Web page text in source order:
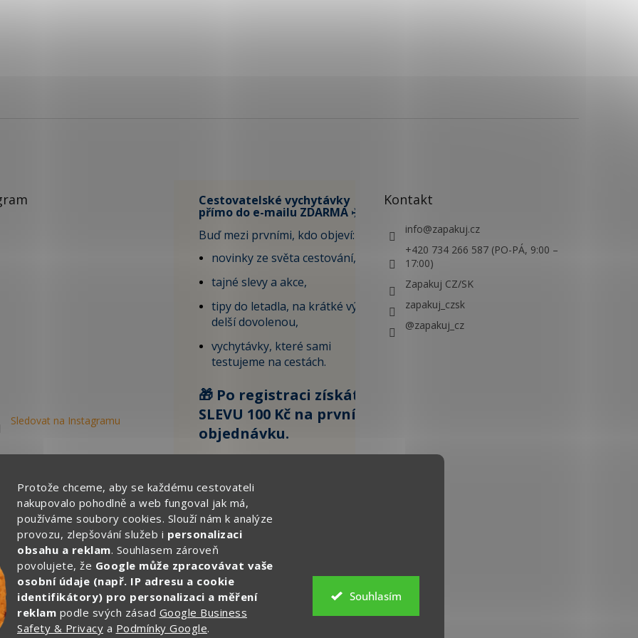
Protože chceme, aby se každému cestovateli
nakupovalo pohodlně a web fungoval jak má,
používáme soubory cookies. Slouží nám k analýze
provozu, zlepšování služeb i personalizaci
obsahu a reklam. Souhlasem zároveň
povolujete, že Google může zpracovávat vaše
osobní údaje (např. IP adresu a cookie
identifikátory) pro personalizaci a měření
reklam podle svých zásad Google Business
Safety & Privacy a Podmínky Google.
Souhlasím
Sledovat na Instagramu
Cestovatelské vychytávky
přímo do e-mailu ZDARMA ✈️
Buď mezi prvními, kdo objeví:
novinky ze světa cestování,
tajné slevy a akce,
tipy do letadla, na krátké výlety i
delší dovolenou,
vychytávky, které sami
testujeme na cestách.
🎁 Po registraci získáte
SLEVU 100 Kč na první
objednávku.
CHCI ZÍSKAT SLEVU 100 KČ »
Kontakt
info@zapakuj.cz
+420 734 266 587 (PO-PÁ, 9:00 –
17:00)
Zapakuj CZ/SK
zapakuj_czsk
@zapakuj_cz